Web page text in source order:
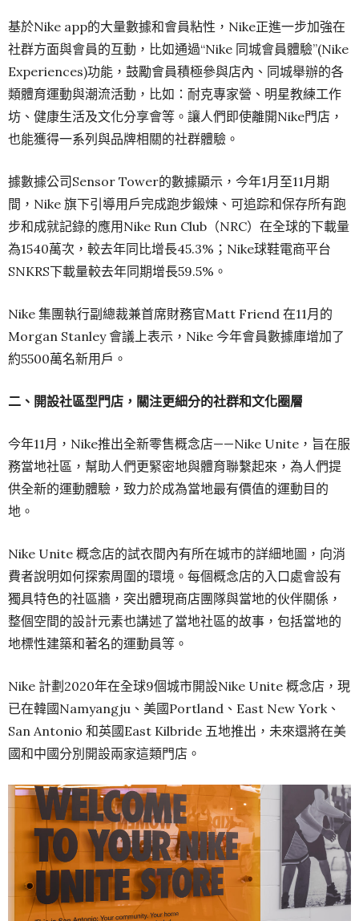
基於Nike app的大量數據和會員粘性，Nike正進一步加強在
社群方面與會員的互動，比如通過“Nike 同城會員體驗”(Nike
Experiences)功能，鼓勵會員積極參與店內、同城舉辦的各
類體育運動與潮流活動，比如：耐克專家營、明星教練工作
坊、健康生活及文化分享會等。讓人們即使離開Nike門店，
也能獲得一系列與品牌相關的社群體驗。
據數據公司Sensor Tower的數據顯示，今年1月至11月期
間，Nike 旗下引導用戶完成跑步鍛煉、可追踪和保存所有跑
步和成就記錄的應用Nike Run Club（NRC）在全球的下載量
為1540萬次，較去年同比增長45.3%；Nike球鞋電商平台
SNKRS下載量較去年同期增長59.5%。
Nike 集團執行副總裁兼首席財務官Matt Friend 在11月的
Morgan Stanley 會議上表示，Nike 今年會員數據庫增加了
約5500萬名新用戶。
二、開設社區型門店，關注更細分的社群和文化圈層
今年11月，Nike推出全新零售概念店——Nike Unite，旨在服
務當地社區，幫助人們更緊密地與體育聯繫起來，為人們提
供全新的運動體驗，致力於成為當地最有價值的運動目的
地。
Nike Unite 概念店的試衣間內有所在城市的詳細地圖，向消
費者說明如何探索周圍的環境。每個概念店的入口處會設有
獨具特色的社區牆，突出體現商店團隊與當地的伙伴關係，
整個空間的設計元素也講述了當地社區的故事，包括當地的
地標性建築和著名的運動員等。
Nike 計劃2020年在全球9個城市開設Nike Unite 概念店，現
已在韓國Namyangju、美國Portland、East New York、
San Antonio 和英國East Kilbride 五地推出，未來還將在美
國和中國分別開設兩家這類門店。